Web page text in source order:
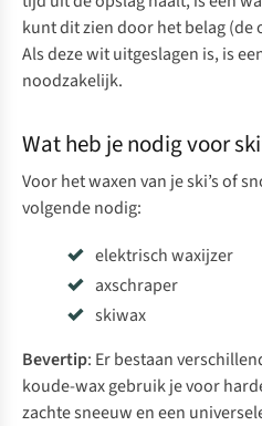
van de staalkanten licht
dat je ski’s ‘happen’ in de
kunt dit zien door het belag
Als deze wit uitgeslagen is, is
noodzakelijk.
Wat heb je nodig voor
Voor het waxen van je ski’s of
volgende nodig:
elektrisch waxijzer
axschraper
skiwax
Bevertip: Er bestaan
koude-wax gebruik je voor
zachte sneeuw en een